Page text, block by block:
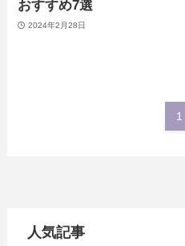
おすすめ7選
2024年2月28日
1
人気記事